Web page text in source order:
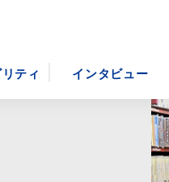
ティ インタビュー